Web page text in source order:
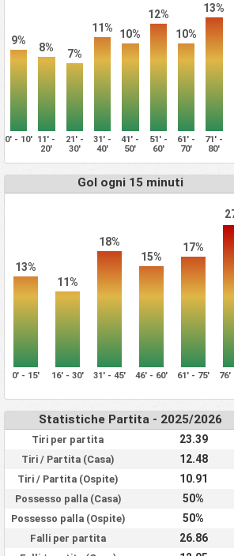
9%
8%
7%
11%
10%
12%
10%
13%
0' - 10' 11' -
20'
21' -
30'
31' -
40'
41' -
50'
51' -
60'
61' -
70'
71' -
80'
Gol ogni 15 minuti
13%
11%
18%
15%
17%
0' - 15' 16' - 30' 31' - 45' 46' - 60' 61' - 75' 76'
Statistiche Partita - 2025/2026
Tiri per partita 23.39
Tiri / Partita (Casa) 12.48
Tiri / Partita (Ospite) 10.91
Possesso palla (Casa) 50%
Possesso palla (Ospite) 50%
Falli per partita 26.86